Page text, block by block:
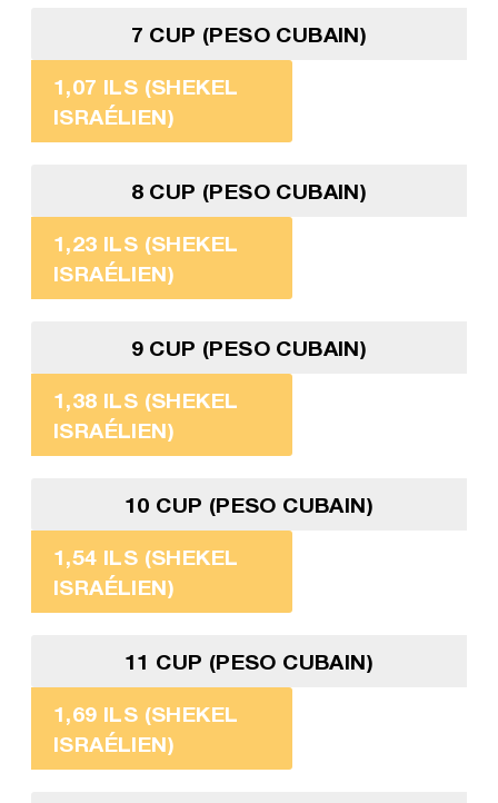
7 CUP (PESO CUBAIN)
1,07 ILS (SHEKEL
ISRAÉLIEN)
8 CUP (PESO CUBAIN)
1,23 ILS (SHEKEL
ISRAÉLIEN)
9 CUP (PESO CUBAIN)
1,38 ILS (SHEKEL
ISRAÉLIEN)
10 CUP (PESO CUBAIN)
1,54 ILS (SHEKEL
ISRAÉLIEN)
11 CUP (PESO CUBAIN)
1,69 ILS (SHEKEL
ISRAÉLIEN)